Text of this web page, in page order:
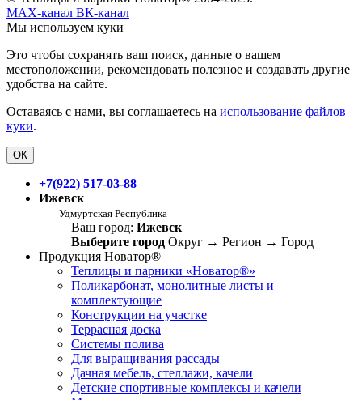
MAX-канал ВК-канал
Мы используем куки
Это чтобы сохранять ваш поиск, данные о вашем
местоположении, рекомендовать полезное и создавать другие
удобства на сайте.
Оставаясь с нами, вы соглашаетесь на использование файлов
куки.
ОК
+7(922) 517-03-88
Ижевск
Удмуртская Республика
Ваш город: Ижевск
Выберите город Округ → Регион → Город
Продукция Новатор®
Теплицы и парники «Новатор®»
Поликарбонат, монолитные листы и
комплектующие
Конструкции на участке
Террасная доска
Системы полива
Для выращивания рассады
Дачная мебель, стеллажи, качели
Детские спортивные комплексы и качели